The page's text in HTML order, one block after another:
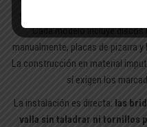
Cada modelo incluye discos
manualmente, placas de pizarra
La construcción en material
sí exigen los
La instalación es directa: las
valla sin taladrar ni tornillos